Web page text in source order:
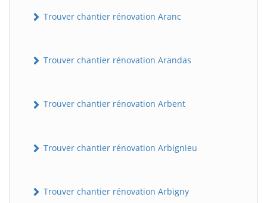
Trouver chantier rénovation Aranc
Trouver chantier rénovation Arandas
Trouver chantier rénovation Arbent
Trouver chantier rénovation Arbignieu
Trouver chantier rénovation Arbigny